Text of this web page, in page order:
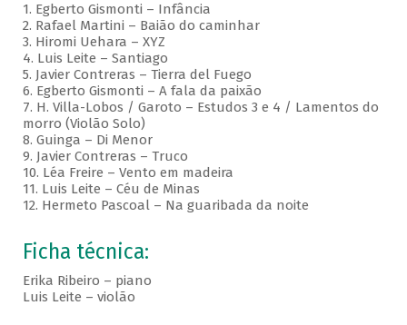
1. Egberto Gismonti – Infância
2. Rafael Martini – Baião do caminhar
3. Hiromi Uehara – XYZ
4. Luis Leite – Santiago
5. Javier Contreras – Tierra del Fuego
6. Egberto Gismonti – A fala da paixão
7. H. Villa-Lobos / Garoto – Estudos 3 e 4 / Lamentos do
morro (Violão Solo)
8. Guinga – Di Menor
9. Javier Contreras – Truco
10. Léa Freire – Vento em madeira
11. Luis Leite – Céu de Minas
12. Hermeto Pascoal – Na guaribada da noite
Ficha técnica:
Erika Ribeiro – piano
Luis Leite – violão